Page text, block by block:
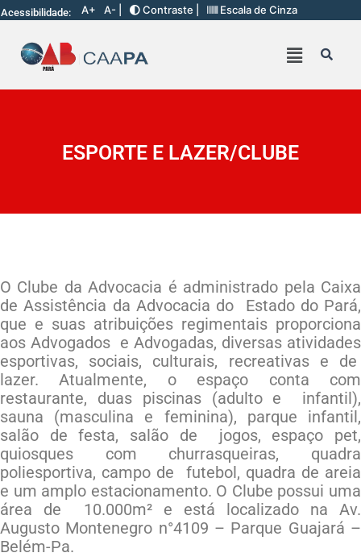
Acessibilidade: A+ A- | Contraste | Escala de Cinza
ESPORTE E LAZER/CLUBE
O Clube da Advocacia é administrado pela Caixa
de Assistência da Advocacia do Estado do Pará,
que e suas atribuições regimentais proporciona
aos Advogados e Advogadas, diversas atividades
esportivas, sociais, culturais, recreativas e de
lazer. Atualmente, o espaço conta com
restaurante, duas piscinas (adulto e infantil),
sauna (masculina e feminina), parque infantil,
salão de festa, salão de jogos, espaço pet,
quiosques com churrasqueiras, quadra
poliesportiva, campo de futebol, quadra de areia
e um amplo estacionamento. O Clube possui uma
área de 10.000m² e está localizado na Av.
Augusto Montenegro n°4109 – Parque Guajará –
Belém-Pa.